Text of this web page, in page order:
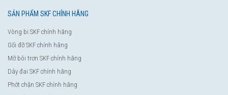
SẢN PHẨM SKF CHÍNH HÃNG
Vòng bi SKF chính hãng
Gối đỡ SKF chính hãng
Mỡ bôi trơn SKF chính hãng
Dây đai SKF chính hãng
Phớt chặn SKF chính hãng